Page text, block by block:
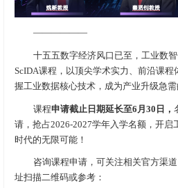
——————
十五五数字经济风口已至，工业数
ScIDA课程，以顶尖学术实力、前沿课
握工业数据核心技术，成为产业升级急需
课程申请截止日期延长至6月30日，
请，抢占2026-2027学年入学名额，开
时代的无限可能！
咨询课程申请，可关注相关官方渠
址扫描二维码或参考：